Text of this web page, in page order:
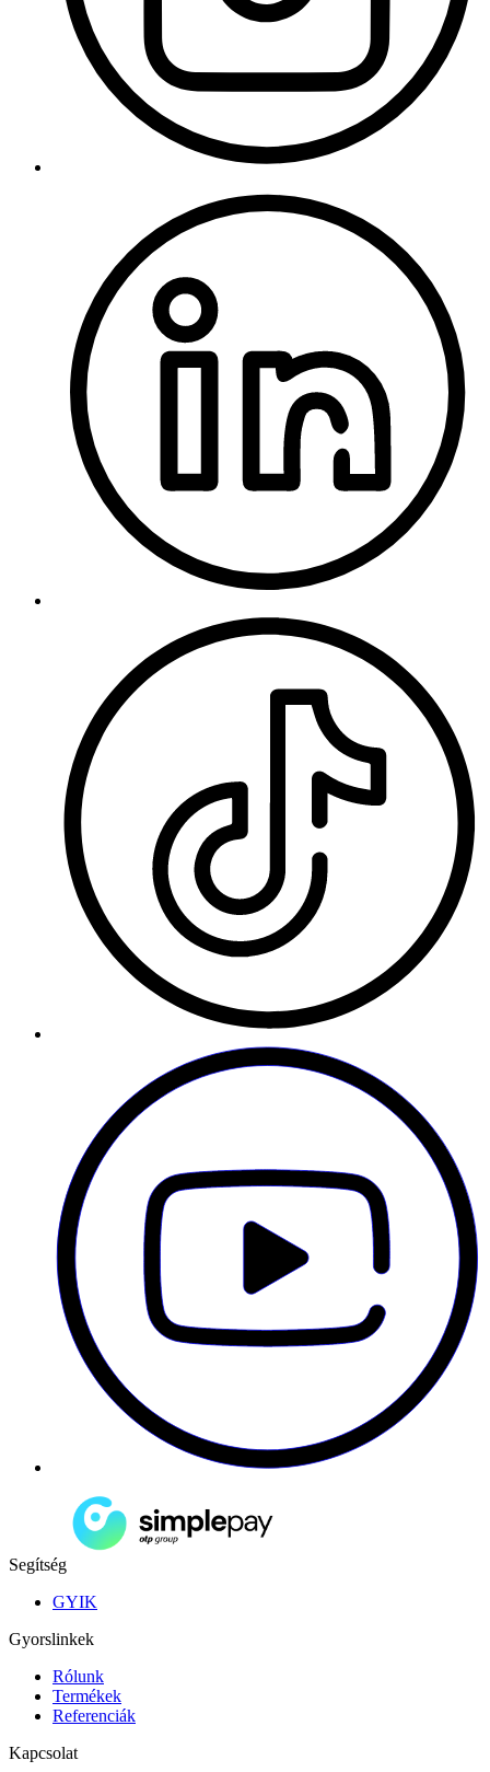
Segítség
GYIK
Gyorslinkek
Rólunk
Termékek
Referenciák
Kapcsolat